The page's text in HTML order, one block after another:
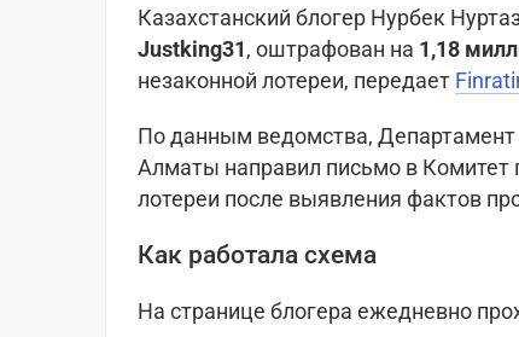
Казахстанский блогер Нурбек
Justking31, оштрафован на 1,18
незаконной лотереи, передает
По данным ведомства,
Алматы направил письмо в Комитет
лотереи после выявления фактов
Как работала схема
На странице блогера ежедневно